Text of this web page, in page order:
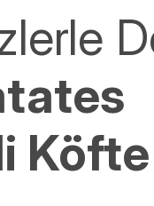
Köfte